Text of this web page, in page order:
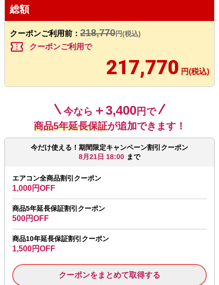
総額
クーポンご利用前： 218,770円(税込)
confirmation_number クーポンご利用で
217,770 円(税込)
今なら ＋3,400円で
商品5年延長保証が追加できます！
今だけ使える！期間限定キャンペーン割引クーポン
8月21日 18:00 まで
エアコン全商品割引クーポン
1,000円OFF
商品5年延長保証割引クーポン
500円OFF
商品10年延長保証割引クーポン
1,500円OFF
クーポンをまとめて取得する